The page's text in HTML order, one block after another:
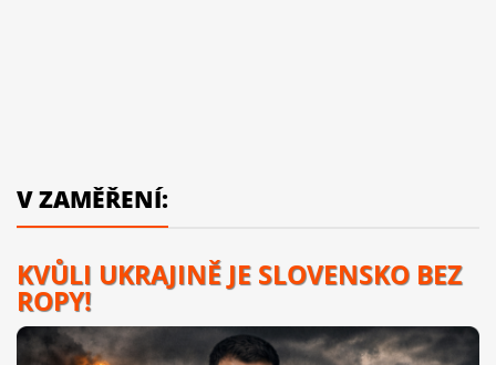
V ZAMĚŘENÍ:
KVŮLI UKRAJINĚ JE SLOVENSKO BEZ
ROPY!